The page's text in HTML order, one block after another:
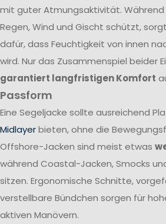
mit guter Atmungsaktivität. Während
Regen, Wind und Gischt schützt,
dafür, dass Feuchtigkeit von innen
wird. Nur das Zusammenspiel beider
garantiert langfristigen Komfort
Passform
Eine Segeljacke sollte ausreichend
Midlayerbieten, ohne die
Offshore-Jacken sind meist etwas
während Coastal-Jacken, Smocks
sitzen. Ergonomische Schnitte,
verstellbare Bündchen sorgen für
aktiven Manövern.